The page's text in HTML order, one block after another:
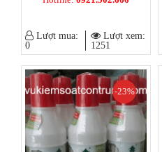
Lượt mua:
0
Lượt xem:
1251
-23%